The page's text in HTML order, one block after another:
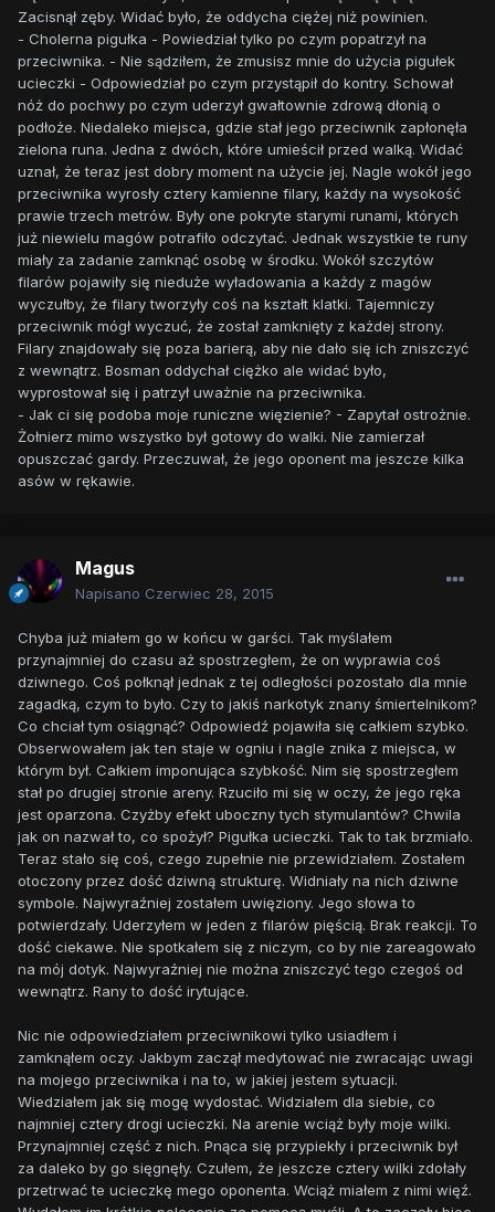
Zacisnął zęby. Widać było, że oddycha ciężej niż powinien.
- Cholerna pigułka - Powiedział tylko po czym popatrzył na
przeciwnika. - Nie sądziłem, że zmusisz mnie do użycia pigułek
ucieczki - Odpowiedział po czym przystąpił do kontry. Schował
nóż do pochwy po czym uderzył gwałtownie zdrową dłonią o
podłoże. Niedaleko miejsca, gdzie stał jego przeciwnik zapłonęła
zielona runa. Jedna z dwóch, które umieścił przed walką. Widać
uznał, że teraz jest dobry moment na użycie jej. Nagle wokół jego
przeciwnika wyrosły cztery kamienne filary, każdy na wysokość
prawie trzech metrów. Były one pokryte starymi runami, których
już niewielu magów potrafiło odczytać. Jednak wszystkie te runy
miały za zadanie zamknąć osobę w środku. Wokół szczytów
filarów pojawiły się nieduże wyładowania a każdy z magów
wyczułby, że filary tworzyły coś na kształt klatki. Tajemniczy
przeciwnik mógł wyczuć, że został zamknięty z każdej strony.
Filary znajdowały się poza barierą, aby nie dało się ich zniszczyć
z wewnątrz. Bosman oddychał ciężko ale widać było,
wyprostował się i patrzył uważnie na przeciwnika.
- Jak ci się podoba moje runiczne więzienie? - Zapytał ostrożnie.
Żołnierz mimo wszystko był gotowy do walki. Nie zamierzał
opuszczać gardy. Przeczuwał, że jego oponent ma jeszcze kilka
asów w rękawie.
Magus
Napisano Czerwiec 28, 2015
Chyba już miałem go w końcu w garści. Tak myślałem
przynajmniej do czasu aż spostrzegłem, że on wyprawia coś
dziwnego. Coś połknął jednak z tej odległości pozostało dla mnie
zagadką, czym to było. Czy to jakiś narkotyk znany śmiertelnikom?
Co chciał tym osiągnąć? Odpowiedź pojawiła się całkiem szybko.
Obserwowałem jak ten staje w ogniu i nagle znika z miejsca, w
którym był. Całkiem imponująca szybkość. Nim się spostrzegłem
stał po drugiej stronie areny. Rzuciło mi się w oczy, że jego ręka
jest oparzona. Czyżby efekt uboczny tych stymulantów? Chwila
jak on nazwał to, co spożył? Pigułka ucieczki. Tak to tak brzmiało.
Teraz stało się coś, czego zupełnie nie przewidziałem. Zostałem
otoczony przez dość dziwną strukturę. Widniały na nich dziwne
symbole. Najwyraźniej zostałem uwięziony. Jego słowa to
potwierdzały. Uderzyłem w jeden z filarów pięścią. Brak reakcji. To
dość ciekawe. Nie spotkałem się z niczym, co by nie zareagowało
na mój dotyk. Najwyraźniej nie można zniszczyć tego czegoś od
wewnątrz. Rany to dość irytujące.
Nic nie odpowiedziałem przeciwnikowi tylko usiadłem i
zamknąłem oczy. Jakbym zaczął medytować nie zwracając uwagi
na mojego przeciwnika i na to, w jakiej jestem sytuacji.
Wiedziałem jak się mogę wydostać. Widziałem dla siebie, co
najmniej cztery drogi ucieczki. Na arenie wciąż były moje wilki.
Przynajmniej część z nich. Pnąca się przypiekły i przeciwnik był
za daleko by go sięgnęły. Czułem, że jeszcze cztery wilki zdołały
przetrwać te ucieczkę mego oponenta. Wciąż miałem z nimi więź.